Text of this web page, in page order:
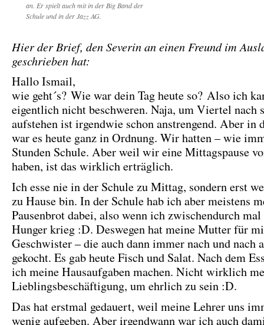
an. Er spielt auch mit in der Big Band der
Schule und in der Jazz AG.
Hier der Brief, den Severin an einen Freund im
geschrieben hat:
Hallo Ismail,
wie geht´s? Wie war dein Tag heute so? Also ich
eigentlich nicht beschweren. Naja, um Viertel nach
aufstehen ist irgendwie schon anstrengend. Aber in
war es heute ganz in Ordnung. Wir hatten – wie
Stunden Schule. Aber weil wir eine Mittagspause
haben, ist das wirklich erträglich.
Ich esse nie in der Schule zu Mittag, sondern erst
zu Hause bin. In der Schule hab ich aber meistens
Pausenbrot dabei, also wenn ich zwischendurch
Hunger krieg :D. Deswegen hat meine Mutter für
Geschwister – die auch dann immer nach und nach
gekocht. Es gab heute Fisch und Salat. Nach dem
ich meine Hausaufgaben machen. Nicht wirklich
Lieblingsbeschäftigung, um ehrlich zu sein :D.
Das hat erstmal gedauert, weil meine Lehrer uns
wenig aufgeben. Aber irgendwann war ich auch